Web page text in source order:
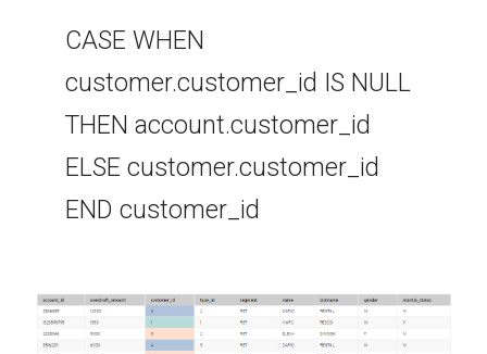
CASE WHEN
customer.customer_id IS NULL
THEN account.customer_id
ELSE customer.customer_id
END customer_id